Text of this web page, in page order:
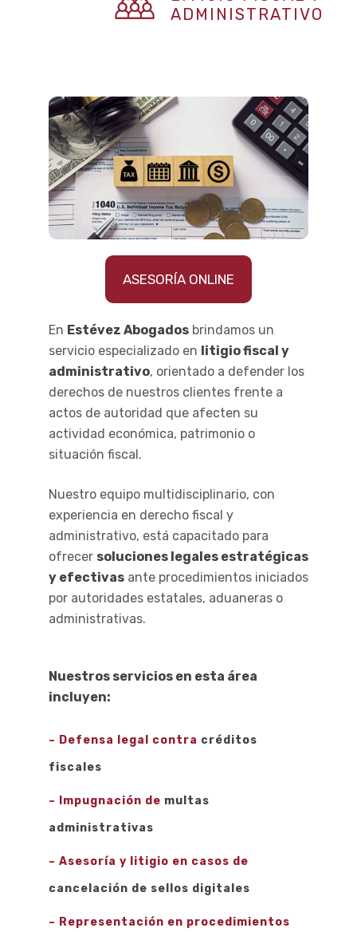
ADMINISTRATIVO
ASESORÍA ONLINE
En Estévez Abogadosbrindamos un
servicio especializado en litigio fiscal y
administrativo, orientado a defender los
derechos de nuestros clientes frente a
actos de autoridad que afecten su
actividad económica, patrimonio o
situación fiscal.
Nuestro equipo multidisciplinario, con
experiencia en derecho fiscal y
administrativo, está capacitado para
ofrecer soluciones legales estratégicas
y efectivasante procedimientos iniciados
por autoridades estatales, aduaneras o
administrativas.
Nuestros servicios en esta área
incluyen:
– Defensa legal contra créditos
fiscales
– Impugnación de multas
administrativas
– Asesoría y litigio en casos de
cancelación de sellos digitales
– Representación en procedimientos